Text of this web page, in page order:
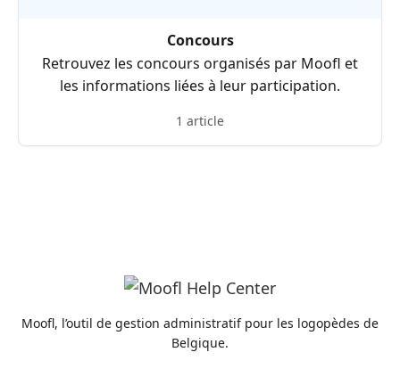
Concours
Retrouvez les concours organisés par Moofl et
les informations liées à leur participation.
1 article
Moofl, l’outil de gestion administratif pour les logopèdes de
Belgique.